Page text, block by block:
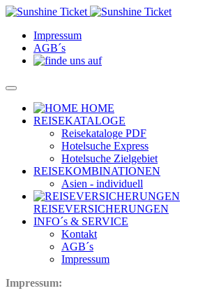
Impressum
AGB´s
HOME
REISEKATALOGE
Reisekataloge PDF
Hotelsuche Express
Hotelsuche Zielgebiet
REISEKOMBINATIONEN
Asien - individuell
REISEVERSICHERUNGEN
INFO´s & SERVICE
Kontakt
AGB´s
Impressum
Impressum: